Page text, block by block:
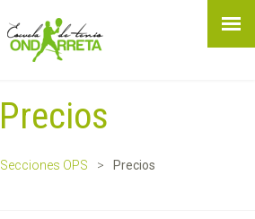
Precios
Secciones OPS Precios